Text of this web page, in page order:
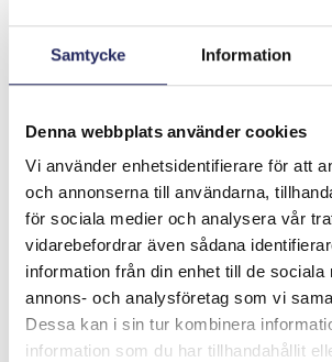
Samtycke Information
Denna webbplats använder cookies
Vi använder enhetsidentifierare för att
och annonserna till användarna,
för sociala medier och analysera vår
vidarebefordrar även sådana
information från din enhet till de sociala
annons- och analysföretag som vi
Dessa kan i sin tur kombinera
information som du har tillhandahållit